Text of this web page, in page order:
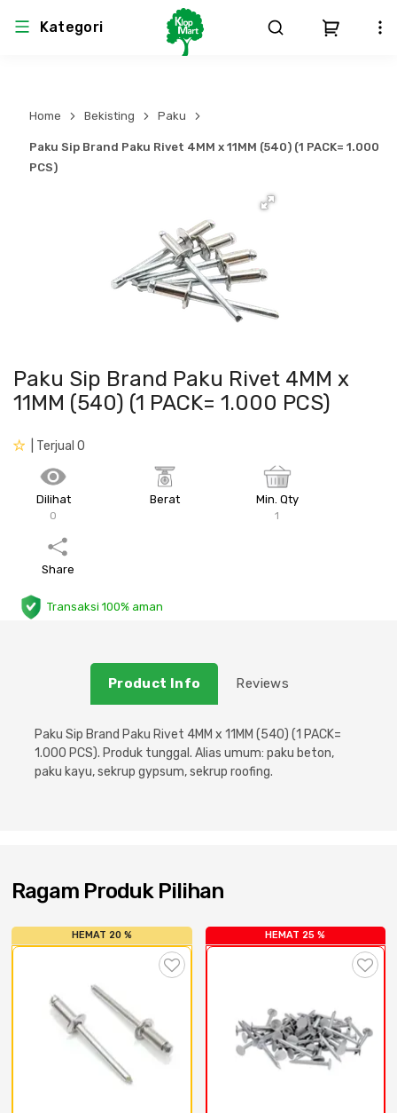
Kategori
Atap & Rangka
Dinding
Pintu, Jendela & Perlengkapan
Lantai
Sanitari & Aksesorisnya
Aksesoris Perabot
Scaffolding
Konstruksi
Atap & Lantai
Produk Teknikal & Kimia
Perlengkapan
Bekisting
Beton
Besi Profil & Plat
Semen & Sejenisnya
Sistem Pengudaraan
Sistem Penanggulangan Kebakaran
Sistem Pemipaan
Peralatan Utama
Pompa dan Pipa
Home Bekisting Paku
Paku Sip Brand Paku Rivet 4MM x 11MM (540) (1 PACK= 1.000
PCS)
Paku Sip Brand Paku Rivet 4MM x
11MM (540) (1 PACK= 1.000 PCS)
| Terjual 0
Dilihat
0
Berat Min. Qty
1
Share
Transaksi 100% aman
Product Info Reviews
Paku Sip Brand Paku Rivet 4MM x 11MM (540) (1 PACK=
1.000 PCS). Produk tunggal. Alias umum: paku beton,
paku kayu, sekrup gypsum, sekrup roofing.
Ragam Produk Pilihan
HEMAT 20 % HEMAT 25 %